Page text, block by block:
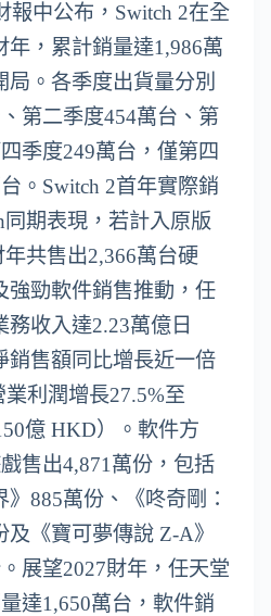
報中公布，Switch 2在全
，累計銷量達1,986萬
。各季度出貨量分別
第二季度454萬台、第
季度249萬台，僅第四
。Switch 2首年實際銷
期表現，若計入原版
共售出2,366萬台硬
強勁軟件銷售推動，任
收入達2.23萬億日
銷售額同比增長近一倍
利潤增長27.5%至
億 HKD）。軟件方
售出4,871萬份，包括
》885萬份、《咚奇剛：
《寶可夢傳說 Z-A》
展望2027財年，任天堂
達1,650萬台，軟件銷